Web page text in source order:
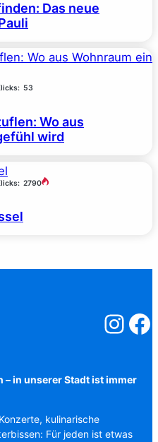
Das neue
53
Wo aus
wird
2790
– in unserer Stadt ist immer
kulinarische
Für jeden ist etwas